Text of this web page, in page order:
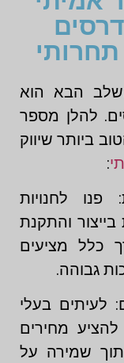
הבא הוא
להלן מספר
ביותר שיווק
:
לחנויות
והתקנת
כלל מציעים
גבוהה.
לעיתים בעלי
להציע מחירים
שמירה על